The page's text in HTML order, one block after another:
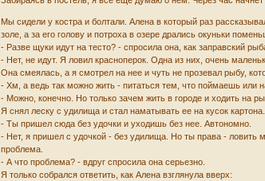
Мы сидели у костра и болтали. Алена в который раз
золе, а за его голову и потроха в озере дрались окуньки
- Разве щуки идут на тесто? - спросила она, как заправский
- Нет, не идут. Я ловил красноперок. Одна из них, очень
Она смеялась, а я смотрел на нее и чуть не прозевал рыбу,
- Хм, а ведь так можно жить - питаться тем, что поймаешь или
- Можно, конечно. Но только зачем жить в городе и ходить на
Я снял леску с удилища и стал наматывать ее на кусок картона.
- Ты пришел сюда без удочки и уходишь без нее. Автономно.
- Нет, я пришел с удочкой - без удилища. Но ты права - ловить
проблема.
- А что проблема? - вдруг спросила она серьезно.
Я только собрался ответить, как Алена взглянула вверх: